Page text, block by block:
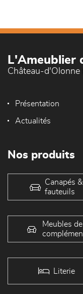
L'Ameublier
Château-d'Olonne
Présentation
Actualités
Nos produits
Canapés &
fauteuils
Meubles de
Literie